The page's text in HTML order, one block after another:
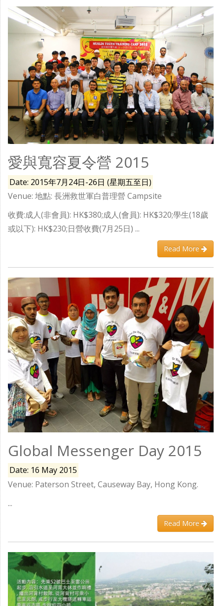
愛與寬容夏令營 2015
Date: 2015年7月24日-26日 (星期五至日)
Venue: 地點: 長洲救世軍白普理營 Campsite
收費:成人(非會員): HK$380;成人(會員): HK$320;學生(18歲
或以下): HK$230;日營收費(7月25日) ...
Read More
Global Messenger Day 2015
Date: 16 May 2015
Venue: Paterson Street, Causeway Bay, Hong Kong.
...
Read More